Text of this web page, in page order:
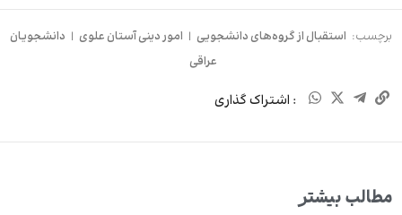
برچسب: استقبال از گروه‌های دانشجویی | امور دینی آستان علوی | دانشجویان
عراقی
: اشتراک گذاری
مطالب بیشتر